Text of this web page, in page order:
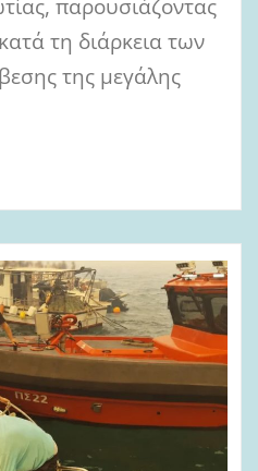
παρουσιάζοντας
τη διάρκεια των
της μεγάλης